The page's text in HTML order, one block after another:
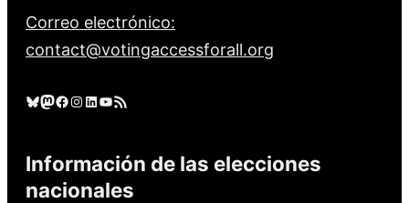
Correo electrónico:
contact@votingaccessforall.org
Cielo azul Mastodonte Facebook Instagram LinkedIn YouTube Feed RSS
Información de las elecciones
nacionales